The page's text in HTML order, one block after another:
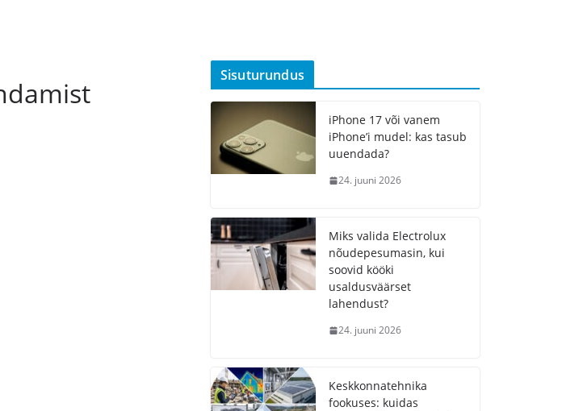
Sisuturundus
iPhone 17 või vanem
iPhone’i mudel: kas tasub
uuendada?
24. juuni 2026
Miks valida Electrolux
nõudepesumasin, kui
soovid kööki
usaldusväärset
lahendust?
24. juuni 2026
Keskkonnatehnika
fookuses: kuidas